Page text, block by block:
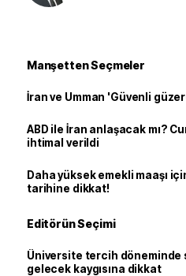
Manşetten Seçmeler
İran ve Umman 'Güvenli
ABD ile İran anlaşacak mı?
ihtimal verildi
Daha yüksek emekli maaşı
tarihine dikkat!
Editörün Seçimi
Üniversite tercih döneminde
gelecek kaygısına dikkat